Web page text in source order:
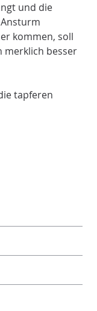
und die
kommen, soll
merklich besser
tapferen